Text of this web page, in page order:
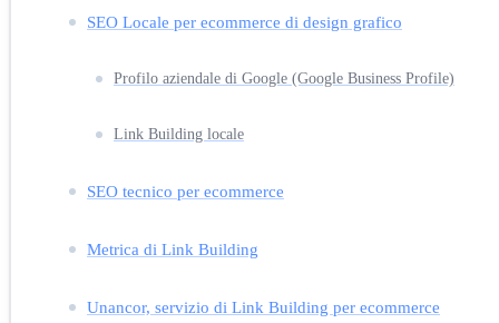
SEO Locale per ecommerce di design grafico
Profilo aziendale di Google (Google Business Profile)
Link Building locale
SEO tecnico per ecommerce
Metrica di Link Building
Unancor, servizio di Link Building per ecommerce